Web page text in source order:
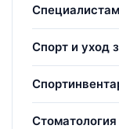
Специалистам
Спорт и уход
Стоматология